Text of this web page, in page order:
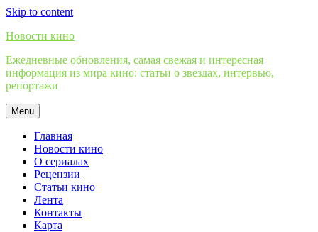
Skip to content
Новости кино
Ежедневные обновления, самая свежая и интересная
информация из мира кино: статьи о звездах, интервью,
репортажи
Menu
Главная
Новости кино
О сериалах
Рецензии
Статьи кино
Лента
Контакты
Карта